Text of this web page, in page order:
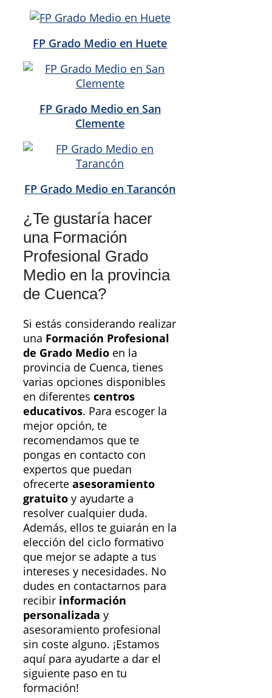
FP Grado Medio en Huete
FP Grado Medio en San
Clemente
FP Grado Medio en Tarancón
¿Te gustaría hacer
una Formación
Profesional Grado
Medio en la provincia
de Cuenca?
Si estás considerando realizar
una Formación Profesional
de Grado Medio en la
provincia de Cuenca, tienes
varias opciones disponibles
en diferentes centros
educativos. Para escoger la
mejor opción, te
recomendamos que te
pongas en contacto con
expertos que puedan
ofrecerte asesoramiento
gratuito y ayudarte a
resolver cualquier duda.
Además, ellos te guiarán en la
elección del ciclo formativo
que mejor se adapte a tus
intereses y necesidades. No
dudes en contactarnos para
recibir información
personalizada y
asesoramiento profesional
sin coste alguno. ¡Estamos
aquí para ayudarte a dar el
siguiente paso en tu
formación!